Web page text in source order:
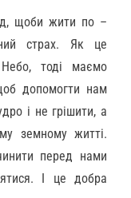
щоби жити по –
страх. Як це
тоді маємо
допомогти нам
і не грішити, а
земному житті.
перед нами
І це добра